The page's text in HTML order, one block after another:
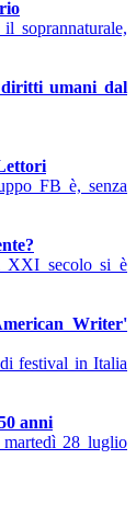
soprannaturale,
umani dal
FB è, senza
XXI secolo si è
Writer'
festival in Italia
anni
martedì 28 luglio